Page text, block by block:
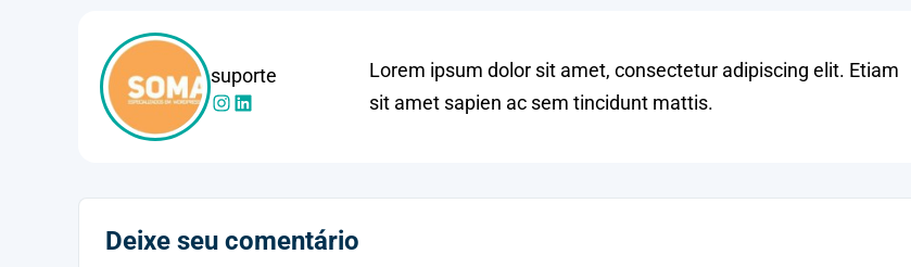
suporte
Lorem ipsum dolor sit amet, consectetur adipiscing elit. Etiam
sit amet sapien ac sem tincidunt mattis.
Deixe seu comentário